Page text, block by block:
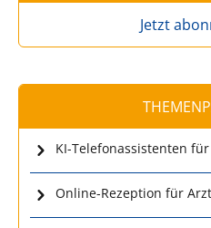
Jetzt
KI-Telefonassistenten
Online-Rezeption für